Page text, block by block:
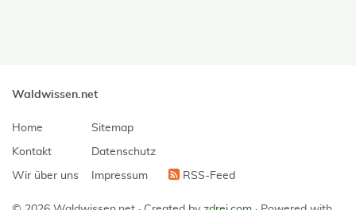
Waldwissen.net
Home
Kontakt
Wir über uns
Sitemap
Datenschutz
Impressum RSS-Feed